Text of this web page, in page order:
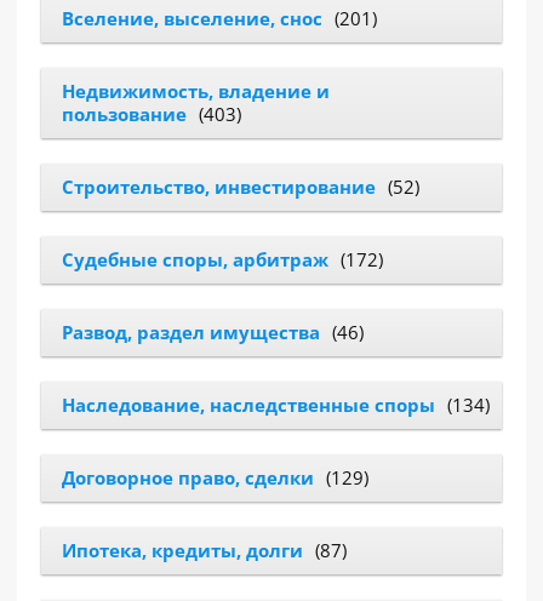
Вселение, выселение, снос (201)
Недвижимость, владение и
пользование (403)
Строительство, инвестирование (52)
Судебные споры, арбитраж (172)
Развод, раздел имущества (46)
Наследование, наследственные споры (134)
Договорное право, сделки (129)
Ипотека, кредиты, долги (87)